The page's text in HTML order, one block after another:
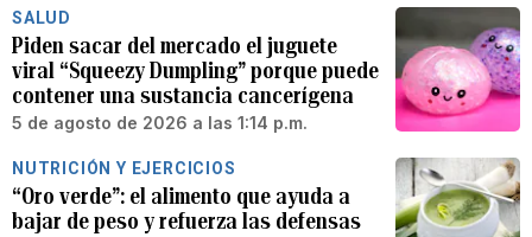
SALUD
Piden sacar del mercado el juguete
viral “Squeezy Dumpling” porque puede
contener una sustancia cancerígena
5 de agosto de 2026 a las 1:14 p.m.
NUTRICIÓN Y EJERCICIOS
“Oro verde”: el alimento que ayuda a
bajar de peso y refuerza las defensas